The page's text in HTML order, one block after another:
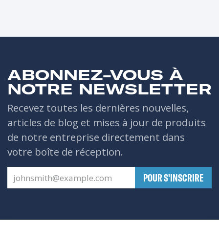
ABONNEZ-VOUS À
NOTRE NEWSLETTER
Recevez toutes les dernières nouvelles,
articles de blog et mises à jour de produits
de notre entreprise directement dans
votre boîte de réception.
​POUR S'INSCRIRE